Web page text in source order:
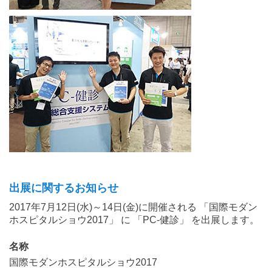
出展に関するお知らせ
2017年7月12日(水)～14日(金)に開催される 「国際モダン
ホスピタルショウ2017」 に 「PC-健診」 を出展します。
名称
国際モダンホスピタルショウ2017